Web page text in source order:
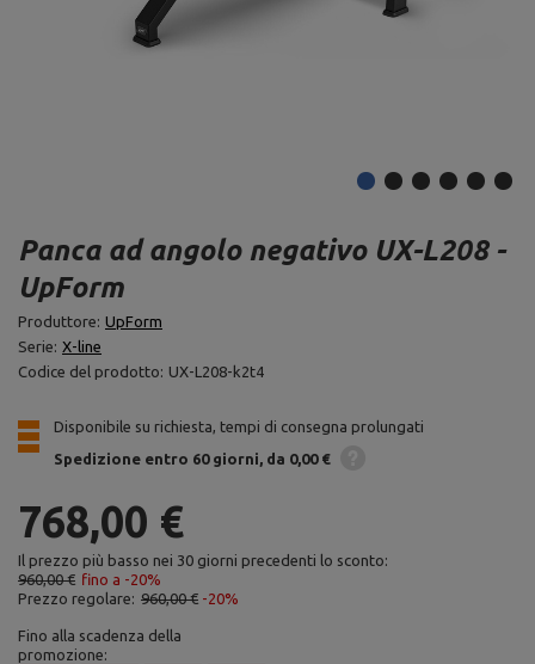
Panca ad angolo negativo UX-L208 -
UpForm
Produttore: UpForm
Serie: X-line
Codice del prodotto: UX-L208-k2t4
Disponibile su richiesta, tempi di consegna prolungati
Spedizione entro 60 giorni da 0,00 €
768,00 €
Il prezzo più basso nei 30 giorni precedenti lo sconto:
960,00 € fino a -20%
Prezzo regolare: 960,00 € -20%
Fino alla scadenza della
promozione: